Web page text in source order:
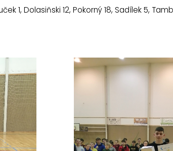
1, Dolasiňski 12, Pokorný 18, Sadílek 5,